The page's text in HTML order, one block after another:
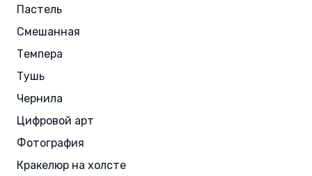
Пастель
Смешанная
Темпера
Тушь
Чернила
Цифровой арт
Фотография
Кракелюр на холсте